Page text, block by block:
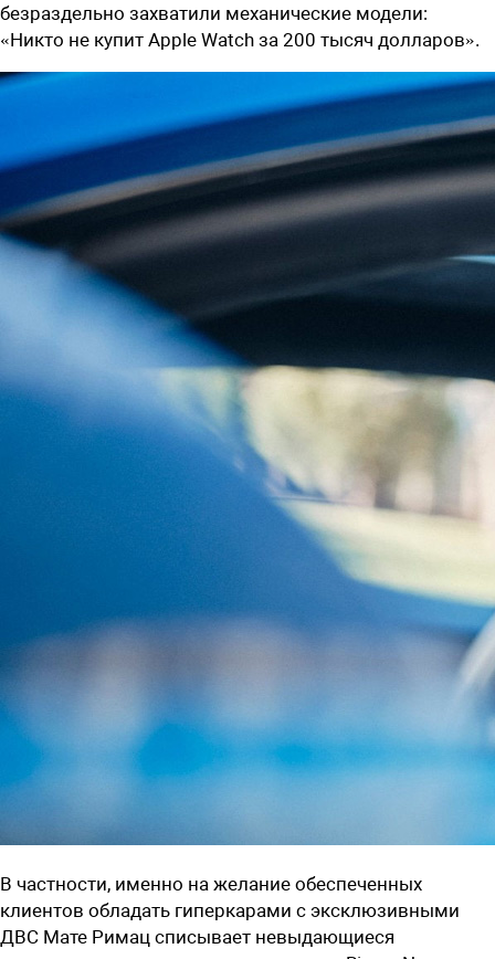
безраздельно захватили механические модели:
«Никто не купит Apple Watch за 200 тысяч долларов».
В частности, именно на желание обеспеченных
клиентов обладать гиперкарами с эксклюзивными
ДВС Мате Римац списывает невыдающиеся